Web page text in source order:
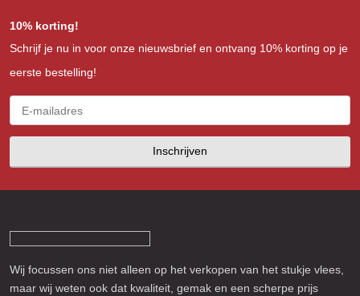
10% korting!
Schrijf je nu in voor onze nieuwsbrief en ontvang 10% korting op je
eerste bestelling!
Inschrijven
Wij focussen ons niet alleen op het verkopen van het stukje vlees,
maar wij weten ook dat kwaliteit, gemak en een scherpe prijs